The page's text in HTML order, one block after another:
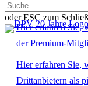
oder ESC zum
Close
Search
Fortbildungen (grün)
Hier erfahren Sie,
der Premium-
Hier erfahren Sie,
Drittanbietern als